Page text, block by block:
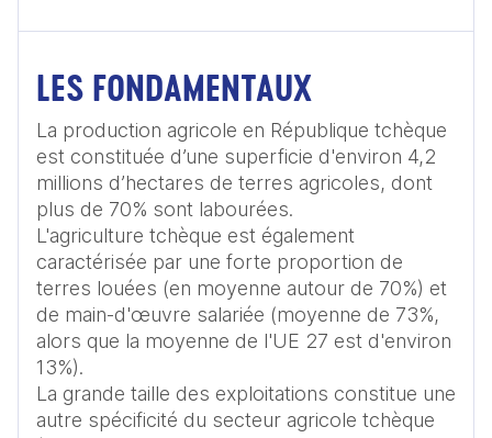
LES FONDAMENTAUX
La production agricole en République tchèque
est constituée d’une superficie d'environ 4,2
millions d’hectares de terres agricoles, dont
plus de 70% sont labourées.
L'agriculture tchèque est également
caractérisée par une forte proportion de
terres louées (en moyenne autour de 70%) et
de main-d'œuvre salariée (moyenne de 73%,
alors que la moyenne de l'UE 27 est d'environ
13%).
La grande taille des exploitations constitue une
autre spécificité du secteur agricole tchèque